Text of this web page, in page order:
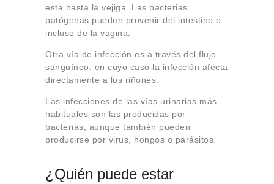
esta hasta la vejiga. Las bacterias
patógenas pueden provenir del intestino o
incluso de la vagina.
Otra vía de infección es a través del flujo
sanguíneo, en cuyo caso la infección afecta
directamente a los riñones.
Las infecciones de las vías urinarias más
habituales son las producidas por
bacterias, aunque también pueden
producirse por virus, hongos o parásitos.
¿Quién puede estar